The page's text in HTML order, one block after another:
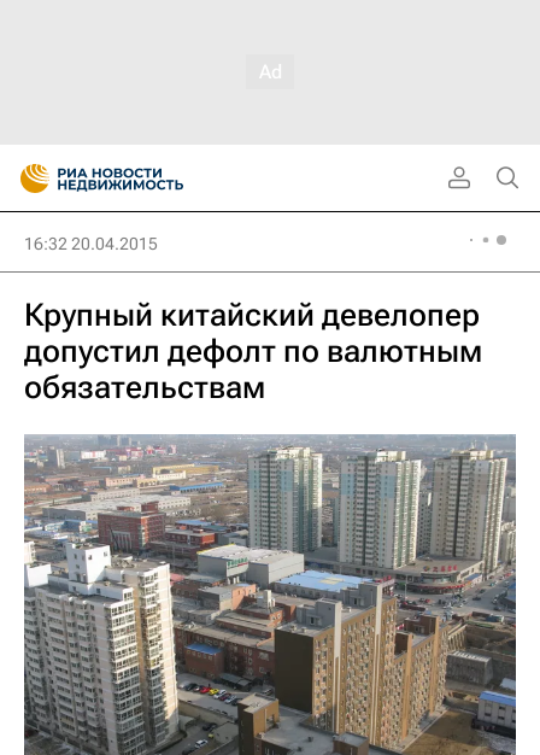
16:32 20.04.2015
Крупный китайский девелопер
допустил дефолт по валютным
обязательствам